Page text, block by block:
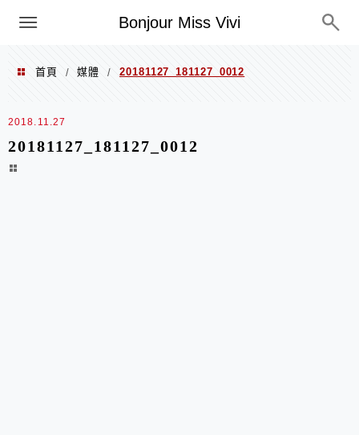
Bonjour Miss Vivi
選單
首頁 / 媒體 / 20181127_181127_0012
2018.11.27
20181127_181127_0012